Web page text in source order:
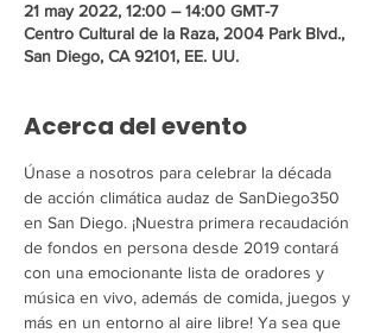
21 may 2022, 12:00 – 14:00 GMT-7
Centro Cultural de la Raza, 2004 Park Blvd.,
San Diego, CA 92101, EE. UU.
Acerca del evento
Únase a nosotros para celebrar la década
de acción climática audaz de SanDiego350
en San Diego. ¡Nuestra primera recaudación
de fondos en persona desde 2019 contará
con una emocionante lista de oradores y
música en vivo, además de comida, juegos y
más en un entorno al aire libre! Ya sea que